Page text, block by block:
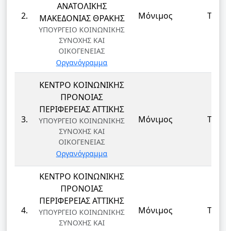
2.
ΑΝΑΤΟΛΙΚΗΣ
ΜΑΚΕΔΟΝΙΑΣ ΘΡΑΚΗΣ
ΥΠΟΥΡΓΕΙΟ ΚΟΙΝΩΝΙΚΗΣ
ΣΥΝΟΧΗΣ ΚΑΙ
ΟΙΚΟΓΕΝΕΙΑΣ
Οργανόγραμμα
Μόνιμος ΤΕ
3.
ΚΕΝΤΡΟ ΚΟΙΝΩΝΙΚΗΣ
ΠΡΟΝΟΙΑΣ
ΠΕΡΙΦΕΡΕΙΑΣ ΑΤΤΙΚΗΣ
ΥΠΟΥΡΓΕΙΟ ΚΟΙΝΩΝΙΚΗΣ
ΣΥΝΟΧΗΣ ΚΑΙ
ΟΙΚΟΓΕΝΕΙΑΣ
Οργανόγραμμα
Μόνιμος ΤΕ
4.
ΚΕΝΤΡΟ ΚΟΙΝΩΝΙΚΗΣ
ΠΡΟΝΟΙΑΣ
ΠΕΡΙΦΕΡΕΙΑΣ ΑΤΤΙΚΗΣ
ΥΠΟΥΡΓΕΙΟ ΚΟΙΝΩΝΙΚΗΣ
ΣΥΝΟΧΗΣ ΚΑΙ
Μόνιμος ΤΕ